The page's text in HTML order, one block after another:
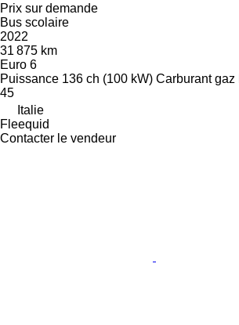
Prix sur demande
Bus scolaire
2022
31 875 km
Euro 6
Puissance 136 ch (100 kW) Carburant gaz
45
Italie
Fleequid
Contacter le vendeur